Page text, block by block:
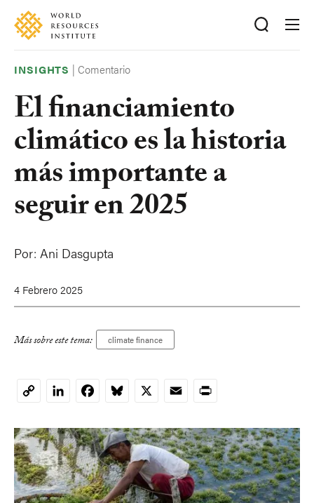
Skip
main
Accessibility
INSIGHTS |Comentario
El financiamiento
climático es la historia
más importante a
seguir en 2025
Por: Ani Dasgupta
4 Febrero 2025
Más sobre este tema: climate finance
CopyLinkedInFacebookBluesky
X EmailPrint